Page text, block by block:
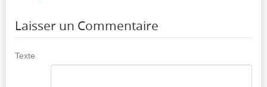
Laisser un Commentaire
Texte